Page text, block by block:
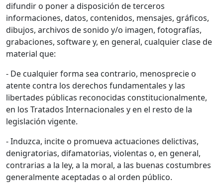
difundir o poner a disposición de terceros
informaciones, datos, contenidos, mensajes, gráficos,
dibujos, archivos de sonido y/o imagen, fotografías,
grabaciones, software y, en general, cualquier clase de
material que:
- De cualquier forma sea contrario, menosprecie o
atente contra los derechos fundamentales y las
libertades públicas reconocidas constitucionalmente,
en los Tratados Internacionales y en el resto de la
legislación vigente.
- Induzca, incite o promueva actuaciones delictivas,
denigratorias, difamatorias, violentas o, en general,
contrarias a la ley, a la moral, a las buenas costumbres
generalmente aceptadas o al orden público.